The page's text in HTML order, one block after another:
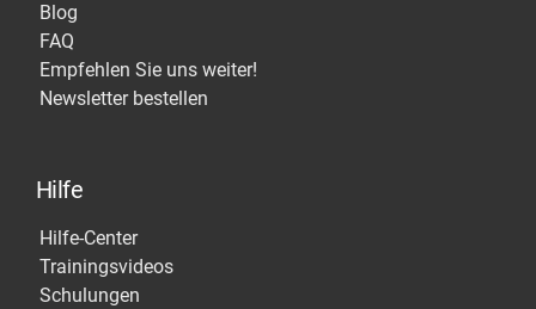
Blog
FAQ
Empfehlen Sie uns weiter!
Newsletter bestellen
Hilfe
Hilfe-Center
Trainingsvideos
Schulungen